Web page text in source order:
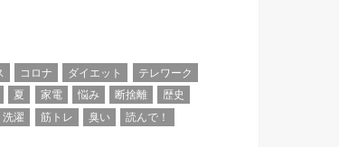
コロナ ダイエット
テレワーク
夏 家電 悩み 断捨離
歴史
洗濯 筋トレ 臭い
読んで！